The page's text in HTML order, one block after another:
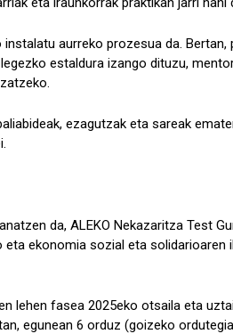
instalatu aurreko prozesua da.
estaldura izango dituzu,
ezagutzak eta sareak
da, ALEKO Nekazaritza Test
ekonomia sozial eta
lehen fasea 2025eko otsaila eta
egunean 6 orduz (goizeko